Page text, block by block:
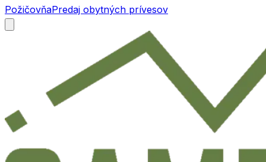
PožičovňaPredaj obytných prívesov